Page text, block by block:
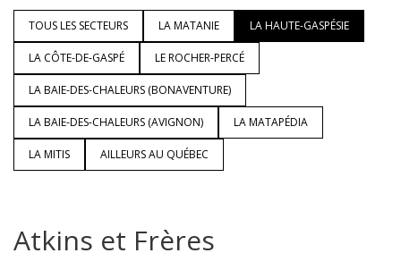
TOUS LES SECTEURS LA MATANIE LA HAUTE-GASPÉSIE
LA CÔTE-DE-GASPÉ LE ROCHER-PERCÉ
LA BAIE-DES-CHALEURS (BONAVENTURE)
LA BAIE-DES-CHALEURS (AVIGNON) LA MATAPÉDIA
LA MITIS AILLEURS AU QUÉBEC
Atkins et Frères